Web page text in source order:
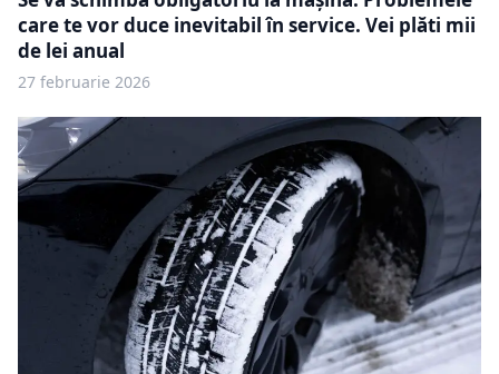
care te vor duce inevitabil în service. Vei plăti mii
de lei anual
27 februarie 2026